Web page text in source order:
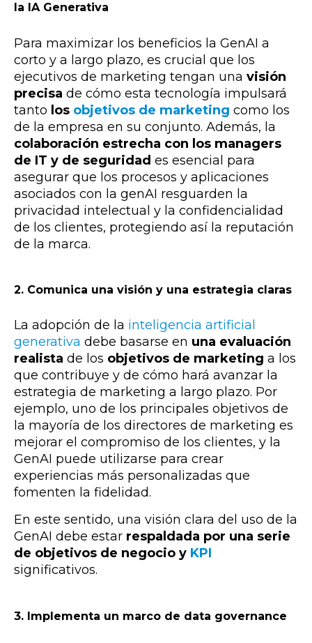
la IA Generativa
Para maximizar los beneficios la GenAI a
corto y a largo plazo, es crucial que los
ejecutivos de marketing tengan una visión
precisa de cómo esta tecnología impulsará
tanto los objetivos de marketing como los
de la empresa en su conjunto. Además, la
colaboración estrecha con los managers
de IT y de seguridad es esencial para
asegurar que los procesos y aplicaciones
asociados con la genAI resguarden la
privacidad intelectual y la confidencialidad
de los clientes, protegiendo así la reputación
de la marca.
2. Comunica una visión y una estrategia claras
La adopción de la inteligencia artificial
generativa debe basarse en una evaluación
realista de los objetivos de marketing a los
que contribuye y de cómo hará avanzar la
estrategia de marketing a largo plazo. Por
ejemplo, uno de los principales objetivos de
la mayoría de los directores de marketing es
mejorar el compromiso de los clientes, y la
GenAI puede utilizarse para crear
experiencias más personalizadas que
fomenten la fidelidad.
En este sentido, una visión clara del uso de la
GenAI debe estar respaldada por una serie
de objetivos de negocio y KPI
significativos.
3. Implementa un marco de data governance